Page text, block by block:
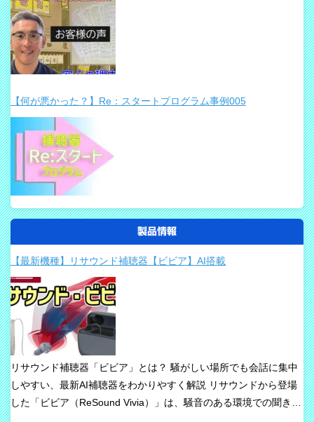
【何が悪かった？】Re：スタートプログラム事例005
製品情報
【最新機種】リサウンド補聴器【ビビア】AI搭載
リサウンド補聴器「ビビア」とは？ 騒がしい場所でも会話に集中
しやすい、最新AI補聴器をわかりやすく解説 リサウンドから登場
した「ビビア（ReSound Vivia）」は、騒音のある環境での聞き取